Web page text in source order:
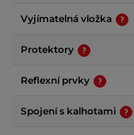
Vyjímatelná vložka
Protektory
Reflexní prvky
Spojení s kalhotami